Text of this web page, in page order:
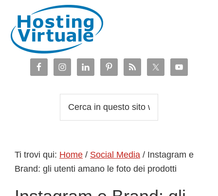
navigazione
primaria
contenuto
principale
barra
laterale
piè
web
Ti trovi qui: Home / Social Media / Instagram e
Brand: gli utenti amano le foto dei prodotti